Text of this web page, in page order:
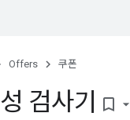
Offers 쿠폰
검사기 bookmark_border